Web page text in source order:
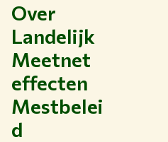
Over
Landelijk
Meetnet
effecten
Mestbelei
d